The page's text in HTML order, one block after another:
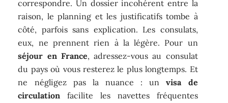
correspondre. Un dossier incohérent entre la
raison, le planning et les justificatifs tombe à
côté, parfois sans explication. Les consulats,
eux, ne prennent rien à la légère. Pour un
séjour en France, adressez-vous au consulat
du pays où vous resterez le plus longtemps. Et
ne négligez pas la nuance : unvisa de
circulation facilite les navettes fréquentes